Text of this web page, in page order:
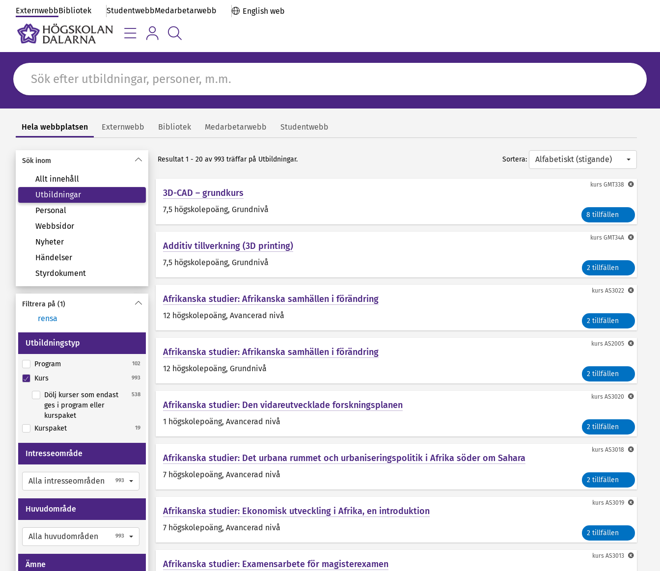
ExternwebbBibliotek StudentwebbMedarbetarwebb English web
Hela webbplatsen Externwebb Bibliotek Medarbetarwebb Studentwebb
Sök inom
Allt innehåll
Utbildningar
Personal
Webbsidor
Nyheter
Händelser
Styrdokument
Filtrera på (1)
rensa
Utbildningstyp
Program 102
Kurs 993
Dölj kurser som endast
ges i program eller
kurspaket
538
Kurspaket 19
Intresseområde
Alla intresseområden 993
Huvudområde
Alla huvudområden 993
Ämne
Resultat 1 - 20 av 993 träffar på Utbildningar. Sortera: Alfabetiskt (stigande)
3D-CAD – grundkurs
7,5 högskolepoäng, Grundnivå
8 tillfällen
kurs GMT338
Additiv tillverkning (3D printing)
7,5 högskolepoäng, Grundnivå
2 tillfällen
kurs GMT34A
Afrikanska studier: Afrikanska samhällen i förändring
12 högskolepoäng, Avancerad nivå
2 tillfällen
kurs AS3022
Afrikanska studier: Afrikanska samhällen i förändring
12 högskolepoäng, Grundnivå
2 tillfällen
kurs AS2005
Afrikanska studier: Den vidareutvecklade forskningsplanen
1 högskolepoäng, Avancerad nivå
2 tillfällen
kurs AS3020
Afrikanska studier: Det urbana rummet och urbaniseringspolitik i Afrika söder om Sahara
7 högskolepoäng, Avancerad nivå
2 tillfällen
kurs AS3018
Afrikanska studier: Ekonomisk utveckling i Afrika, en introduktion
7 högskolepoäng, Avancerad nivå
2 tillfällen
kurs AS3019
Afrikanska studier: Examensarbete för magisterexamen
kurs AS3013